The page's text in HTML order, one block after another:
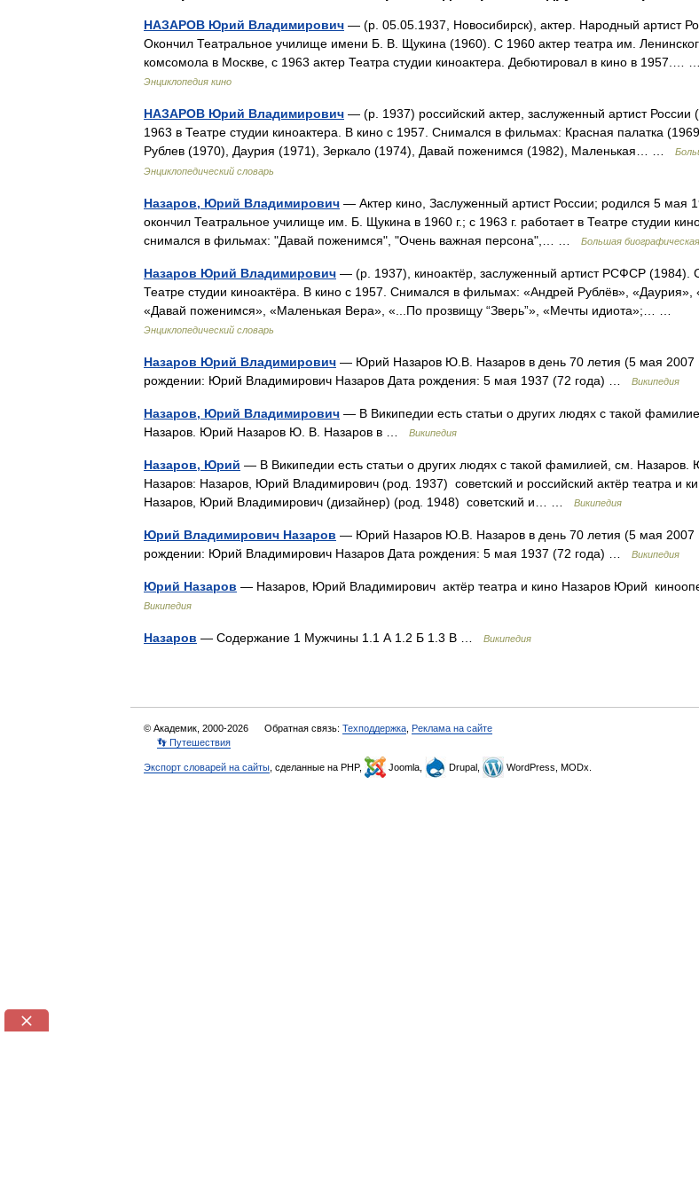
НАЗАРОВ Юрий Владимирович — (р. 05.05.1937, Новосибирск), актер. Народный артист
Окончил Театральное училище имени Б. В. Щукина (1960). С 1960 актер театра им.
комсомола в Москве, с 1963 актер Театра студии киноактера. Дебютировал в кино в 1957.…
Энциклопедия кино
НАЗАРОВ Юрий Владимирович — (р. 1937) российский актер, заслуженный артист России
1963 в Театре студии киноактера. В кино с 1957. Снимался в фильмах: Красная палатка
Рублев (1970), Даурия (1971), Зеркало (1974), Давай поженимся (1982), Маленькая… …
Энциклопедический словарь
Назаров, Юрий Владимирович — Актер кино, Заслуженный артист России; родился 5 мая
окончил Театральное училище им. Б. Щукина в 1960 г.; с 1963 г. работает в Театре студии
снимался в фильмах: "Давай поженимся", "Очень важная персона",… …
Большая
Назаров Юрий Владимирович — (р. 1937), киноактёр, заслуженный артист РСФСР (1984).
Театре студии киноактёра. В кино с 1957. Снимался в фильмах: «Андрей Рублёв», «Даурия»,
«Давай поженимся», «Маленькая Вера», «...По прозвищу “Зверь”», «Мечты идиота»;… …
Энциклопедический словарь
Назаров Юрий Владимирович — Юрий Назаров Ю.В. Назаров в день 70 летия (5 мая 2007
рождении: Юрий Владимирович Назаров Дата рождения: 5 мая 1937 (72 года) …
Википедия
Назаров, Юрий Владимирович — В Википедии есть статьи о других людях с такой
Назаров. Юрий Назаров Ю. В. Назаров в …
Википедия
Назаров, Юрий — В Википедии есть статьи о других людях с такой фамилией, см. Назаров.
Назаров: Назаров, Юрий Владимирович (род. 1937) советский и российский актёр театра и
Назаров, Юрий Владимирович (дизайнер) (род. 1948) советский и… …
Википедия
Юрий Владимирович Назаров — Юрий Назаров Ю.В. Назаров в день 70 летия (5 мая 2007
рождении: Юрий Владимирович Назаров Дата рождения: 5 мая 1937 (72 года) …
Википедия
Юрий Назаров — Назаров, Юрий Владимирович актёр театра и кино Назаров Юрий
Википедия
Назаров — Содержание 1 Мужчины 1.1 А 1.2 Б 1.3 В … Википедия
© Академик, 2000-2026 Обратная связь: Техподдержка Реклама на сайте
👣 Путешествия
Экспорт словарей на сайты , сделанные на PHP, Joomla, Drupal, WordPress, MODx.